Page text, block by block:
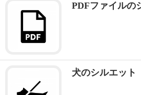
PDFファイルの
犬のシルエット